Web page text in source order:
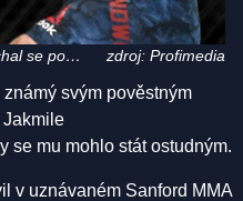
se po
zdroj: Profimedia
známý svým pověstným
Jakmile
se mu mohlo stát ostudným.
v uznávaném Sanford MMA